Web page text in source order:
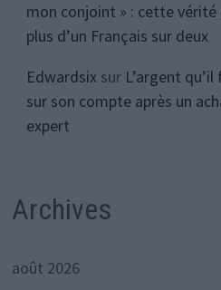
mon conjoint » : cette
plus d’un Français sur deux
Edwardsixsur L’argent
sur son compte après un
expert
Archives
août 2026